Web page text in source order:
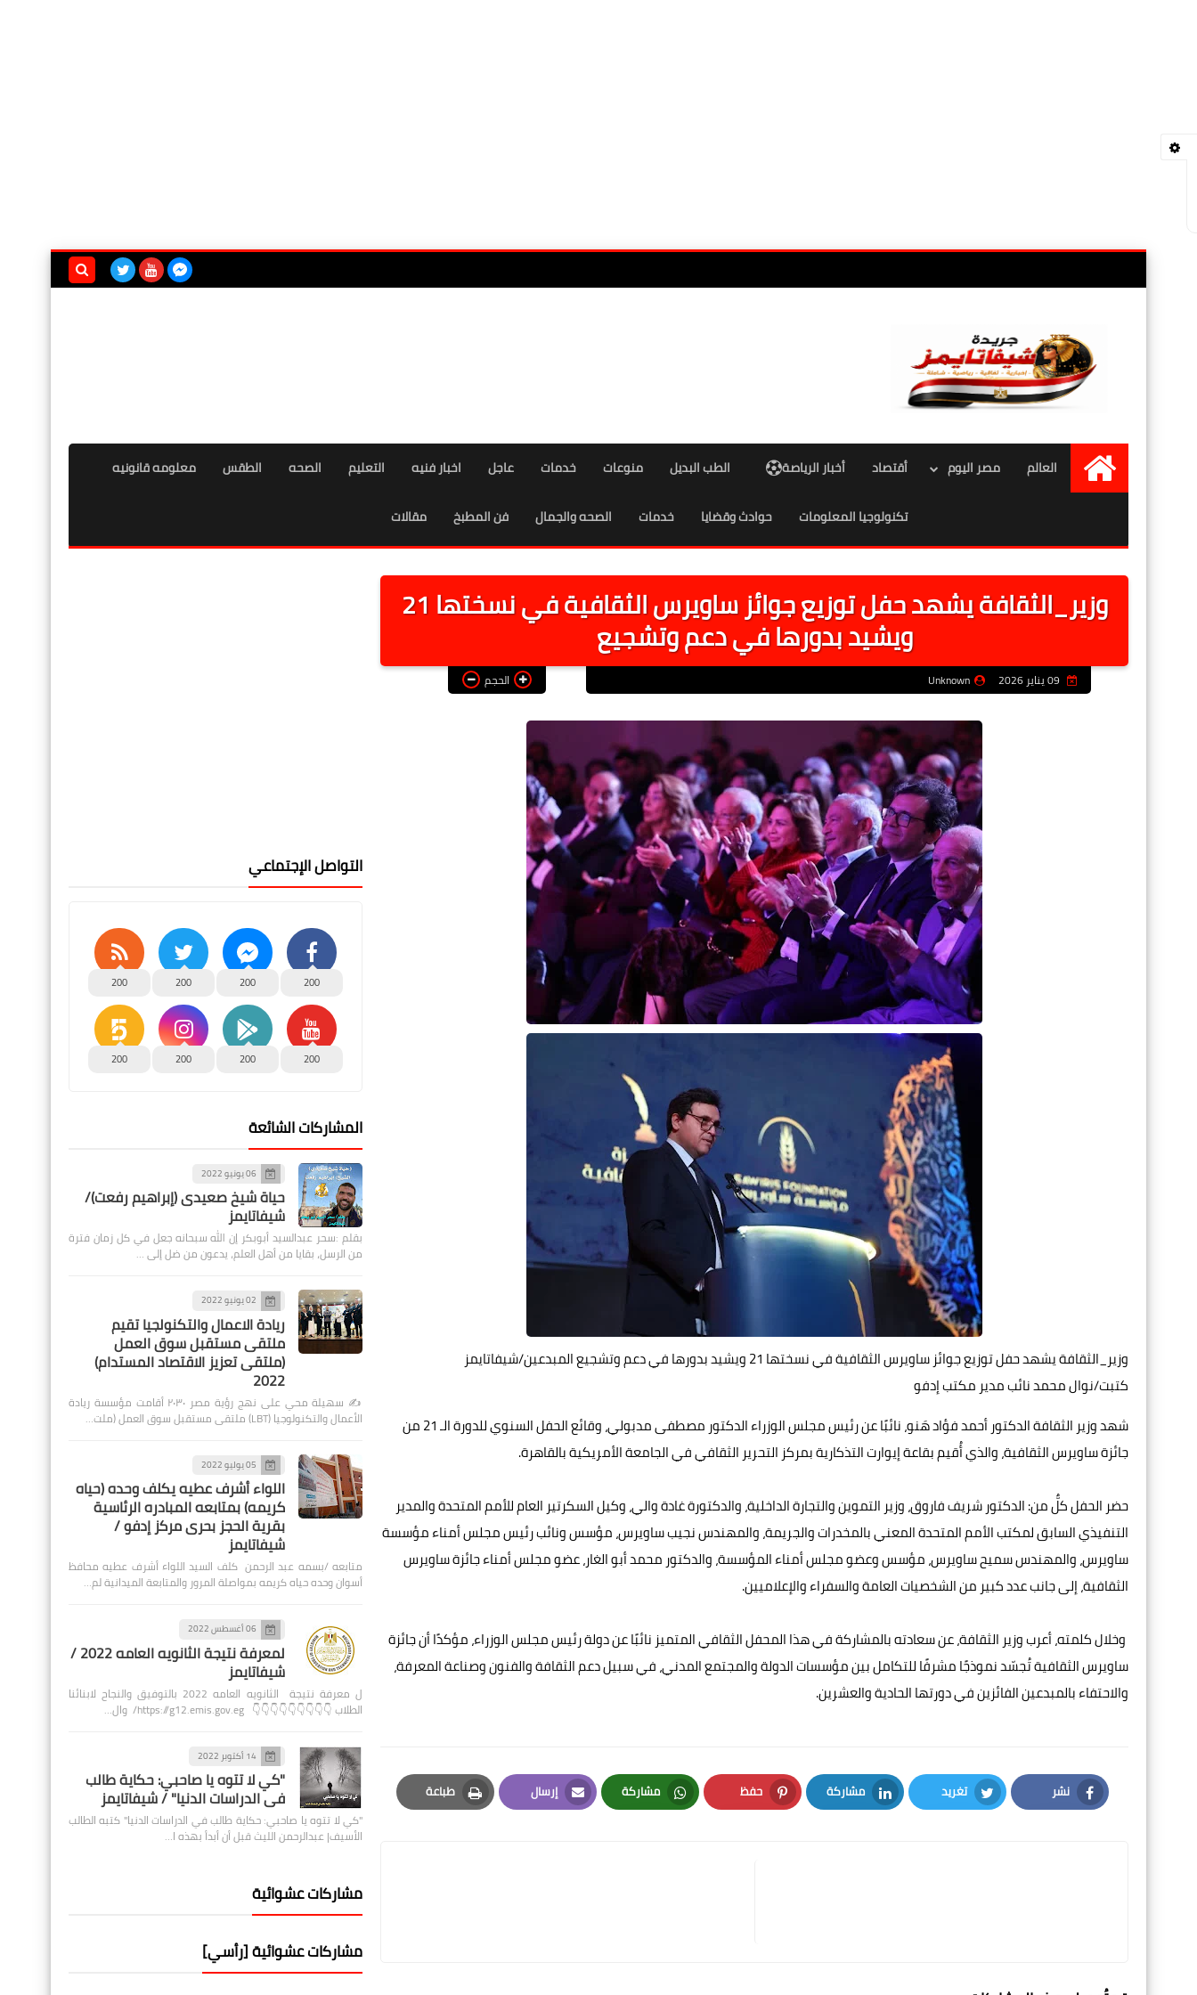
الرئيسية
العالم مصر اليوم أقتصاد أخبار الرياصة الطب البديل منوعات خدمات عاجل اخبار فنيه التعليم الصحه الطقس معلومه قانونيه
تكنولوجيا المعلومات حوادث وقضايا خدمات الصحه والجمال فن المطبخ مقالات
وزير_الثقافة يشهد حفل توزيع جوائز ساويرس الثقافية في نسختها 21
ويشيد بدورها في دعم وتشجيع
Unknown الحجم
وزير_الثقافة يشهد حفل توزيع جوائز ساويرس الثقافية في نسختها 21 ويشيد بدورها في دعم وتشجيع المبدعين/شيفاتايمز
كتبت/نوال محمد نائب مدير مكتب إدفو
شهد وزير الثقافة الدكتور أحمد فؤاد هَنو، نائبًا عن رئيس مجلس الوزراء الدكتور مصطفى مدبولي، وقائع الحفل السنوي للدورة الـ 21 من
جائزة ساويرس الثقافية، والذي أُقيم بقاعة إيوارت التذكارية بمركز التحرير الثقافي في الجامعة الأمريكية بالقاهرة.
حضر الحفل كلٌّ من: الدكتور شريف فاروق، وزير التموين والتجارة الداخلية، والدكتورة غادة والي، وكيل السكرتير العام للأمم المتحدة والمدير
التنفيذي السابق لمكتب الأمم المتحدة المعني بالمخدرات والجريمة، والمهندس نجيب ساويرس، مؤسس ونائب رئيس مجلس أمناء مؤسسة
ساويرس، والمهندس سميح ساويرس، مؤسس وعضو مجلس أمناء المؤسسة، والدكتور محمد أبو الغار، عضو مجلس أمناء جائزة ساويرس
الثقافية، إلى جانب عدد كبير من الشخصيات العامة والسفراء والإعلاميين.
وخلال كلمته، أعرب وزير الثقافة، عن سعادته بالمشاركة في هذا المحفل الثقافي المتميز نائبًا عن دولة رئيس مجلس الوزراء، مؤكدًا أن جائزة
ساويرس الثقافية تُجسّد نموذجًا مشرفًا للتكامل بين مؤسسات الدولة والمجتمع المدني، في سبيل دعم الثقافة والفنون وصناعة المعرفة،
والاحتفاء بالمبدعين الفائزين في دورتها الحادية والعشرين.
نشر
Facebook
تغريد
Twitter
مشاركة
LinkedIn
حفظ
Pinterest
مشاركة
Whatsapp
إرسال
Email
طباعة
Print
التواصل الإجتماعي
200
200
200
200
200
200
200
200
المشاركات الشائعة
06 يونيو 2022
حياة شيخ صعيدى (إبراهيم رفعت)/
شيفاتايمز
بقلم :سحر عبدالسيد أبوبكر إن الله سبحانه جعل في كل زمان فترة
من الرسل، بقايا من أهل العلم، يدعون من ضل إلى …
02 يونيو 2022
ريادة الاعمال والتكنولجيا تقيم
ملتقى مستقبل سوق العمل
(ملتقى تعزيز الاقتصاد المستدام)
2022
✍️ سهيلة محي على نهج رؤية مصر ٢٠٣٠ أقامت مؤسسة ريادة
الأعمال والتكنولوجيا (LBT) ملتقى مستقبل سوق العمل (ملت…
05 يوليو 2022
اللواء أشرف عطيه يكلف وحده (حياه
كريمه) بمتابعه المبادره الرئاسية
بقرية الحجز بحرى مركز إدفو /
شيفاتايمز
متابعه /بسمه عبد الرحمن كلف السيد اللواء أشرف عطيه محافظ
أسوان وحده حياه كريمه بمواصلة المرور والمتابعة الميدانية لم…
06 أغسطس 2022
لمعرفة نتيجة الثانويه العامه 2022 /
شيفاتايمز
ل معرفة نتيجة الثانويه العامه 2022 بالتوفيق والنجاح لابنائنا
الطلاب 👇👇👇👇👇👇👇👇👇 https://g12.emis.gov.eg/ وال…
14 أكتوبر 2022
"كي لا تتوه يا صاحبي: حكاية طالب
في الدراسات الدنيا" / شيفاتايمز
"كي لا تتوه يا صاحبي: حكاية طالب في الدراسات الدنيا" كتبه الطالب
الأسيف| عبدالرحمن الليث قبل أن أبدأ بهذه ا…
مشاركات عشوائية
مشاركات عشوائية [رأسي]